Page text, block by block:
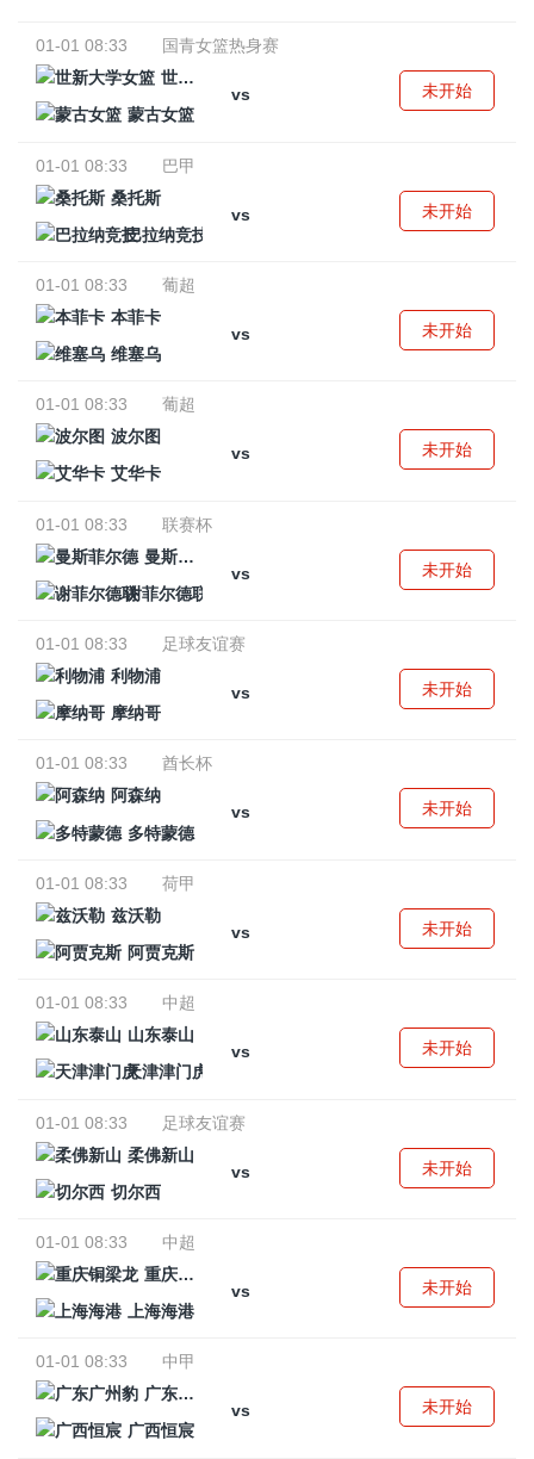
01-01 08:33
国青女篮热身赛
世新大学女篮
vs
蒙古女篮
未开始
01-01 08:33
巴甲
桑托斯
vs
巴拉纳竞技
未开始
01-01 08:33
葡超
本菲卡
vs
维塞乌
未开始
01-01 08:33
葡超
波尔图
vs
艾华卡
未开始
01-01 08:33
联赛杯
曼斯菲尔德
vs
谢菲尔德联
未开始
01-01 08:33
足球友谊赛
利物浦
vs
摩纳哥
未开始
01-01 08:33
酋长杯
阿森纳
vs
多特蒙德
未开始
01-01 08:33
荷甲
兹沃勒
vs
阿贾克斯
未开始
01-01 08:33
中超
山东泰山
vs
天津津门虎
未开始
01-01 08:33
足球友谊赛
柔佛新山
vs
切尔西
未开始
01-01 08:33
中超
重庆铜梁龙
vs
上海海港
未开始
01-01 08:33
中甲
广东广州豹
vs
广西恒宸
未开始